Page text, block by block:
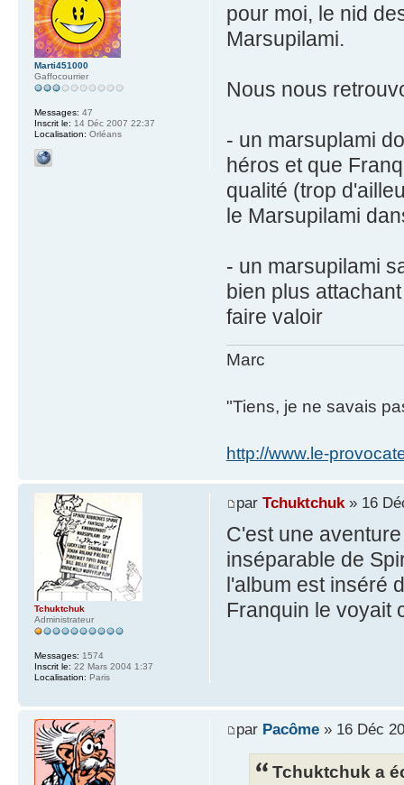
pour moi, le nid
Marsupilami.
Nous nous
- un marsuplami
héros et que
qualité (trop
le Marsupilami
- un marsupilami
bien plus
faire valoir
Marc
"Tiens, je ne savais
http://www.le-
Marti451000
Gaffocourrier
Messages: 47
Inscrit le: 14 Déc 2007 22:37
Localisation: Orléans
par Tchuktchuk» 16
C'est une
inséparable de
l'album est inséré
Franquin le voyait
Tchuktchuk
Administrateur
Messages: 1574
Inscrit le: 22 Mars 2004 1:37
Localisation: Paris
par Pacôme» 16 Déc
Tchuktchuk a